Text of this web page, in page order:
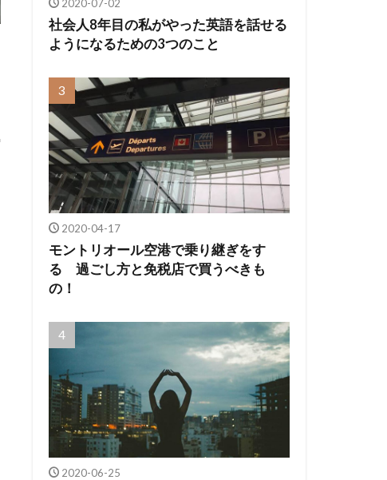
2020-07-02
社会人8年目の私がやった英語を話せる
ようになるための3つのこと
2020-04-17
モントリオール空港で乗り継ぎをす
る 過ごし方と免税店で買うべきも
の！
2020-06-25